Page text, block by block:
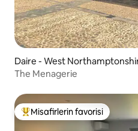
Daire - West
The Menagerie
Misafirlerin favorilerinden en
Misafirlerin favorisi